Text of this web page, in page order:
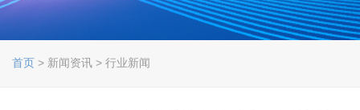
首页 > 新闻资讯 > 行业新闻